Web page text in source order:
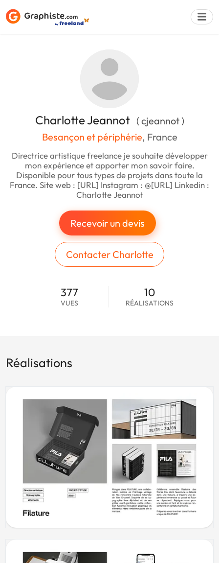
Charlotte Jeannot ( cjeannot )
Besançon et périphérie, France
Directrice artistique freelance je souhaite développer
mon expérience et apporter mon savoir faire.
Disponible pour tous types de projets dans toute la
France. Site web : [URL] Instagram : @[URL] Linkedin :
Charlotte Jeannot
Recevoir un devis
Contacter Charlotte
377
VUES
10
RÉALISATIONS
Réalisations